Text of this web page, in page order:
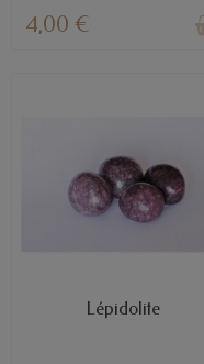
4,00 €
EN STOCK
Lépidolite